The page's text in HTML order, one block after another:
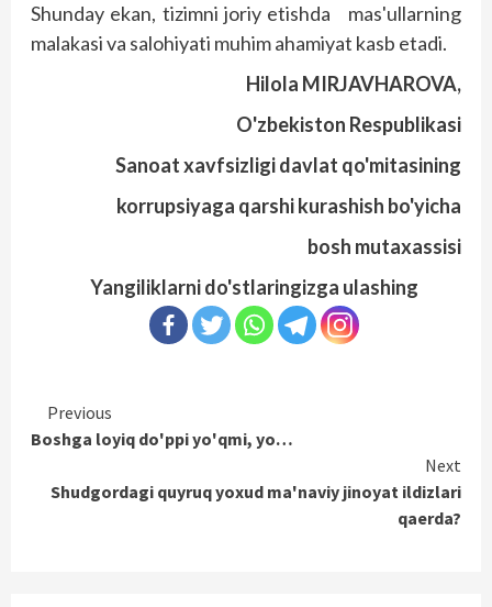
Shunday ekan, tizimni joriy etishda mas'ullarning
malakasi va salohiyati muhim ahamiyat kasb etadi.
Hilola MIRJAVHAROVA,
O'zbekiston Respublikasi
Sanoat xavfsizligi davlat qo'mitasining
korrupsiyaga qarshi kurashish bo'yicha
bosh mutaxassisi
Yangiliklarni do'stlaringizga ulashing
Continue
Reading
Previous
Boshga loyiq do'ppi yo'qmi, yo…
Next
Shudgordagi quyruq yoxud ma'naviy jinoyat ildizlari
qaerda?